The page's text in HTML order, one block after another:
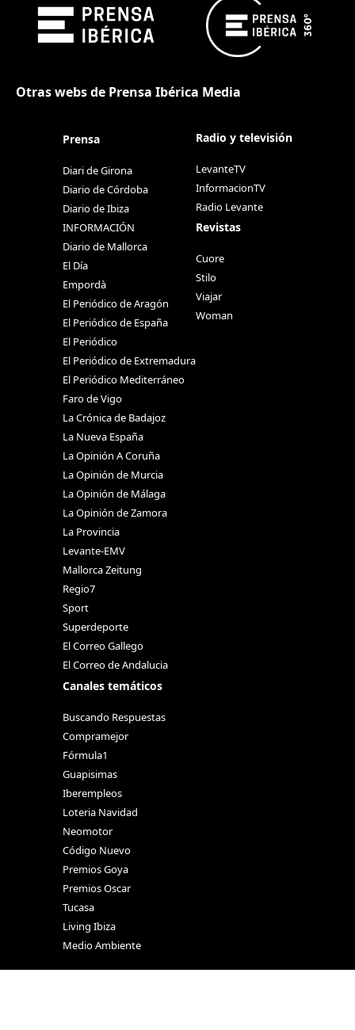
Otras webs de Prensa Ibérica Media
Prensa
Diari de Girona
Diario de Córdoba
Diario de Ibiza
INFORMACIÓN
Diario de Mallorca
El Día
Empordà
El Periódico de Aragón
El Periódico de España
El Periódico
El Periódico de Extremadura
El Periódico Mediterráneo
Faro de Vigo
La Crónica de Badajoz
La Nueva España
La Opinión A Coruña
La Opinión de Murcia
La Opinión de Málaga
La Opinión de Zamora
La Provincia
Levante-EMV
Mallorca Zeitung
Regio7
Sport
Superdeporte
El Correo Gallego
El Correo de Andalucia
Canales temáticos
Buscando Respuestas
Compramejor
Fórmula1
Guapisimas
Iberempleos
Loteria Navidad
Neomotor
Código Nuevo
Premios Goya
Premios Oscar
Tucasa
Living Ibiza
Medio Ambiente
Radio y televisión
LevanteTV
InformacionTV
Radio Levante
Revistas
Cuore
Stilo
Viajar
Woman